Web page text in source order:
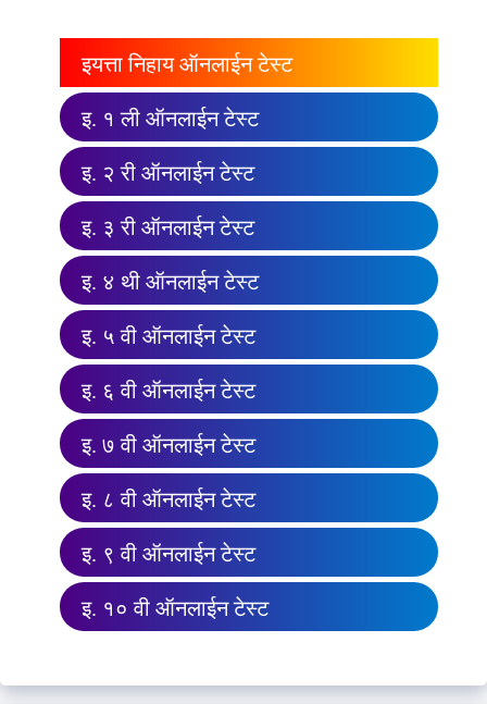
इयत्ता निहाय ऑनलाईन टेस्ट
इ. १ ली ऑनलाईन टेस्ट
इ. २ री ऑनलाईन टेस्ट
इ. ३ री ऑनलाईन टेस्ट
इ. ४ थी ऑनलाईन टेस्ट
इ. ५ वी ऑनलाईन टेस्ट
इ. ६ वी ऑनलाईन टेस्ट
इ. ७ वी ऑनलाईन टेस्ट
इ. ८ वी ऑनलाईन टेस्ट
इ. ९ वी ऑनलाईन टेस्ट
इ. १० वी ऑनलाईन टेस्ट